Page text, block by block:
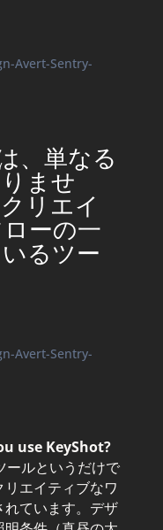
、単なる
ませ
リエイ
ーの一
るツー
use KeyShot?
ールというだけで
エイティブなワ
ています。デザ